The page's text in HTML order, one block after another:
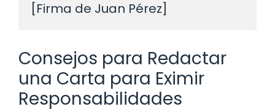
Consejos para Redactar
una Carta para Eximir
Responsabilidades